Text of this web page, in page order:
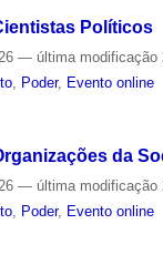
Políticos
— última modificação
Poder, Evento online
da
— última modificação
Poder, Evento online